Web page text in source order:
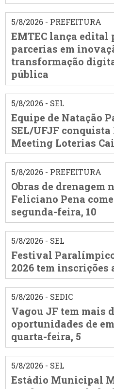
5/8/2026 - PREFEITURA
EMTEC lança edital
parcerias em
transformação
pública
5/8/2026 - SEL
Equipe de Natação
SEL/UFJF conquista
Meeting Loterias
5/8/2026 - PREFEITURA
Obras de drenagem
Feliciano Pena
segunda-feira, 10
5/8/2026 - SEL
Festival
2026 tem inscrições
5/8/2026 - SEDIC
Vagou JF tem mais
oportunidades de
quarta-feira, 5
5/8/2026 - SEL
Estádio Municipal